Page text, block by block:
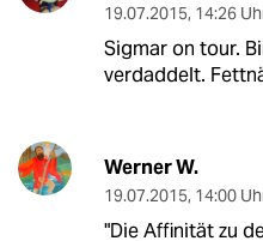
19.07.2015, 14:26
Sigmar on tour.
verdaddelt.
Werner W.
19.07.2015, 14:00
"Die Affinität zu